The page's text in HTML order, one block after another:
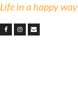
Life in a happy way